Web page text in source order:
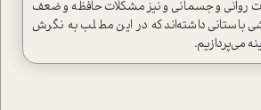
روانی و جسمانی و نیز مشکلات حافظه و ضعف
باستانی داشته‌اند که در این مطلب به نگرش
می‌پردازیم.